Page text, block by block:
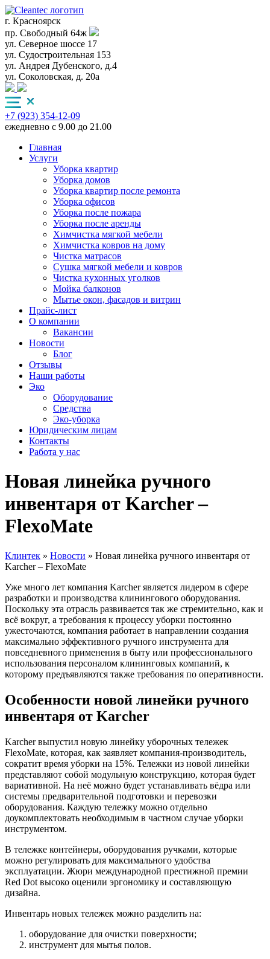
г. Красноярск
пр. Свободный 64ж
ул. Северное шоссе 17
ул. Судостроительная 153
ул. Андрея Дубенского, д.4
ул. Соколовская, д. 20а
+7 (923) 354-12-09
ежедневно с 9.00 до 21.00
Главная
Услуги
Уборка квартир
Уборка домов
Уборка квартир после ремонта
Уборка офисов
Уборка после пожара
Уборка после аренды
Химчистка мягкой мебели
Химчистка ковров на дому
Чистка матрасов
Сушка мягкой мебели и ковров
Чистка кухонных уголков
Мойка балконов
Мытье окон, фасадов и витрин
Прайс-лист
О компании
Вакансии
Новости
Блог
Отзывы
Наши работы
Эко
Оборудование
Средства
Эко-уборка
Юридическим лицам
Контакты
Работа у нас
Новая линейка ручного
инвентаря от Karcher –
FlexoMate
Клинтек » Новости » Новая линейка ручного инвентаря от
Karcher – FlexoMate
Уже много лет компания Karcher является лидером в сфере
разработки и производства клинингового оборудования.
Поскольку эта отрасль развивается так же стремительно, как и
всё вокруг, а требования к процессу уборки постоянно
ужесточаются, компания работает в направлении создания
максимально эффективного ручного инструмента для
повседневного применения в быту или профессионального
использования персоналом клининговых компаний, к
которому предъявляются также требования по оперативности.
Особенности новой линейки ручного
инвентаря от Karcher
Karcher выпустил новую линейку уборочных тележек
FlexoMate, которая, как заявляет компания-производитель,
сократит время уборки на 15%. Тележки из новой линейки
представляют собой модульную конструкцию, которая будет
вариативной. На неё можно будет устанавливать вёдра или
системы предварительной подготовки и перевозки
оборудования. Каждую тележку можно отдельно
доукомплектовать необходимым в частном случае уборки
инструментом.
В тележке контейнеры, оборудования ручками, которые
можно регулировать для максимального удобства
эксплуатации. Жюри международной престижной премии
Red Dot высоко оценили эргономику и составляющую
дизайна.
Инвентарь новых тележек можно разделить на:
оборудование для очистки поверхности;
инструмент для мытья полов.